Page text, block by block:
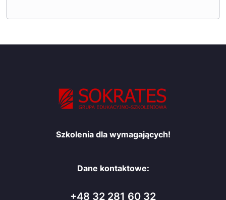
Szkolenia dla wymagających!
Dane kontaktowe:
+48 32 281 60 32